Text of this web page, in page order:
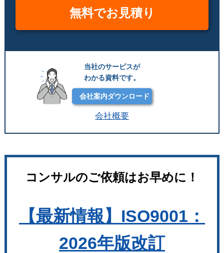
無料でお見積り
当社のサービスが
わかる資料です。
会社案内ダウンロード
会社概要
コンサルのご依頼はお早めに！
【最新情報】ISO9001：
2026年版改訂